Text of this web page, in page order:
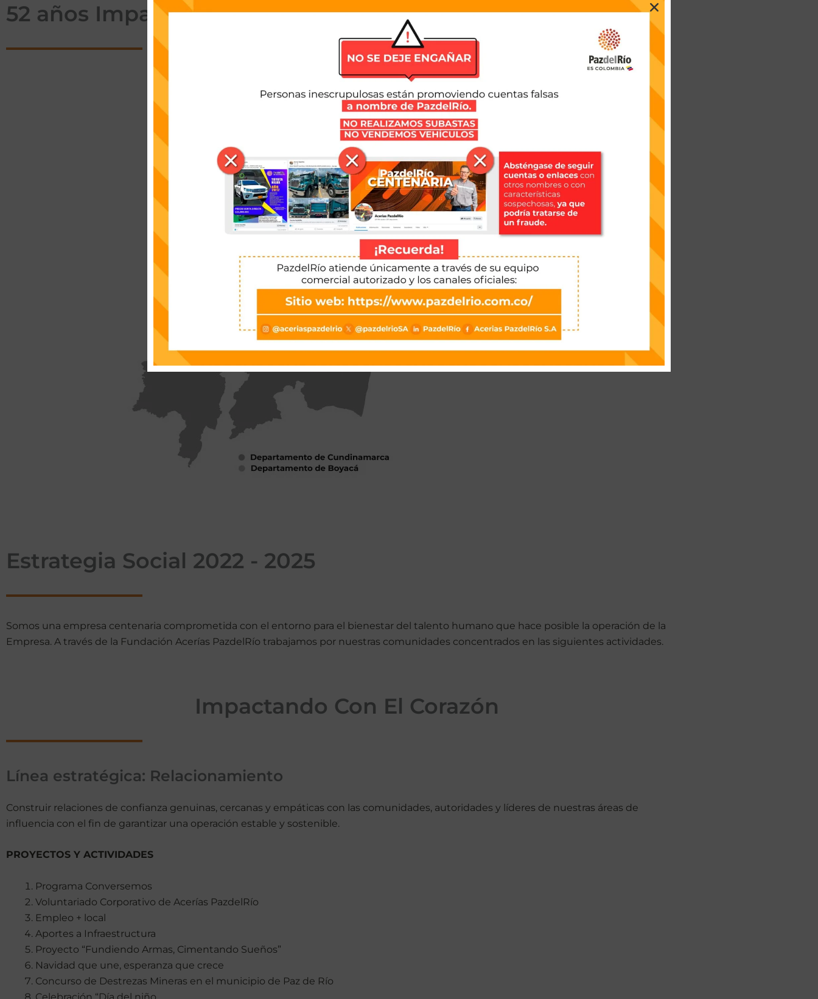
52 años Impactando con el Corazón
Estrategia Social 2022 - 2025
Somos una empresa centenaria comprometida con el entorno para el bienestar del talento humano que hace posible la operación de la
Empresa. A través de la Fundación Acerías PazdelRío trabajamos por nuestras comunidades concentrados en las siguientes actividades.
Impactando Con El Corazón
Línea estratégica: Relacionamiento
Construir relaciones de confianza genuinas, cercanas y empáticas con las comunidades, autoridades y líderes de nuestras áreas de
influencia con el fin de garantizar una operación estable y sostenible.
PROYECTOS Y ACTIVIDADES
Programa Conversemos
Voluntariado Corporativo de Acerías PazdelRío
Empleo + local
Aportes a Infraestructura
Proyecto “Fundiendo Armas, Cimentando Sueños”
Navidad que une, esperanza que crece
Concurso de Destrezas Mineras en el municipio de Paz de Río